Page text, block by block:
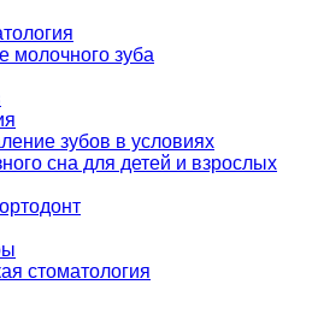
молочного зуба
зубов в условиях
сна для детей и взрослых
стоматология